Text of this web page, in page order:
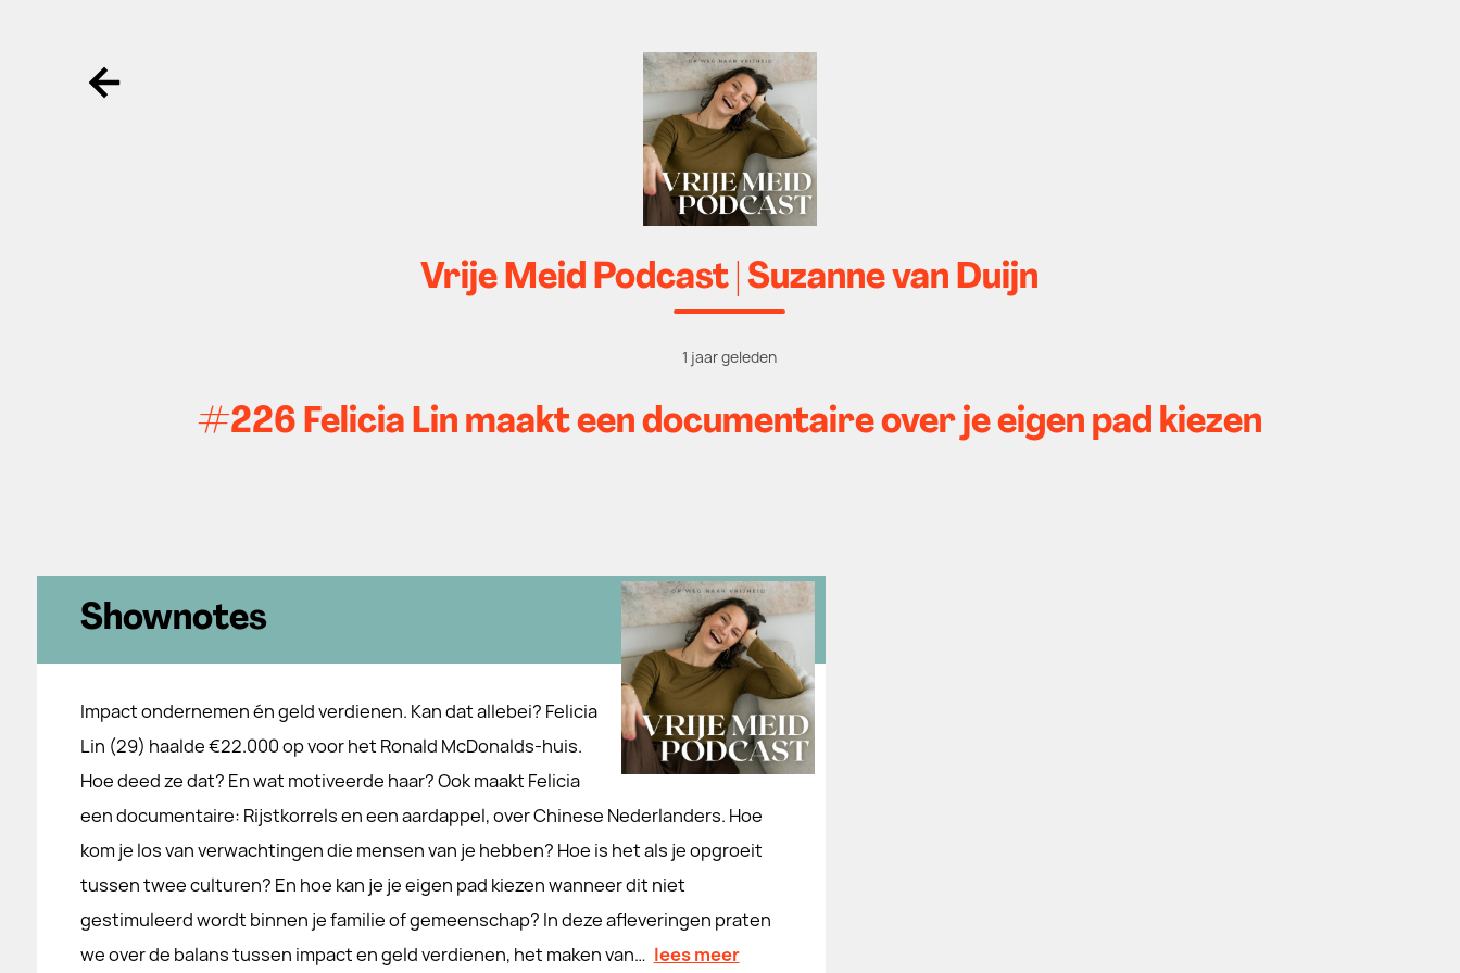
Ga terug
Vrije Meid Podcast | Suzanne van Duijn
1 jaar geleden
#226 Felicia Lin maakt een documentaire over je eigen pad kiezen
Shownotes
Impact ondernemen én geld verdienen. Kan dat allebei? Felicia
Lin (29) haalde €22.000 op voor het Ronald McDonalds-huis.
Hoe deed ze dat? En wat motiveerde haar? Ook maakt Felicia
een documentaire: Rijstkorrels en een aardappel, over Chinese Nederlanders. Hoe
kom je los van verwachtingen die mensen van je hebben? Hoe is het als je opgroeit
tussen twee culturen? En hoe kan je je eigen pad kiezen wanneer dit niet
gestimuleerd wordt binnen je familie of gemeenschap? In deze afleveringen praten
we over de balans tussen impact en geld verdienen, het maken van… lees meer